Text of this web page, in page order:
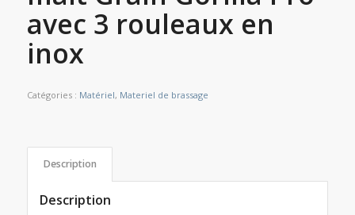
avec 3 rouleaux en
inox
Catégories : Matériel, Materiel de brassage
Description
Description